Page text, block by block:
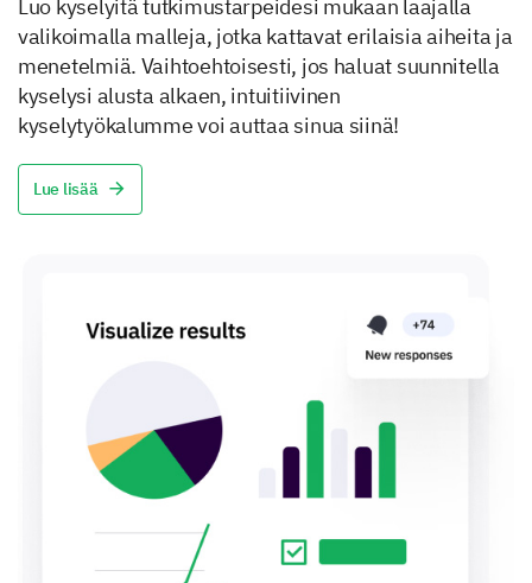
Luo kyselyitä tutkimustarpeidesi mukaan laajalla
valikoimalla malleja, jotka kattavat erilaisia aiheita ja
menetelmiä. Vaihtoehtoisesti, jos haluat suunnitella
kyselysi alusta alkaen, intuitiivinen
kyselytyökalumme voi auttaa sinua siinä!
Lue lisää